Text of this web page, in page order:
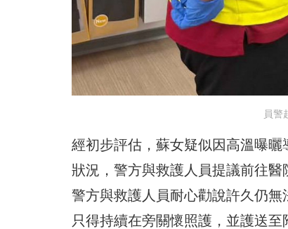
員警
經初步評估，蘇女疑似因高溫曝
狀況，警方與救護人員提議前往
警方與救護人員耐心勸說許久仍
只得持續在旁關懷照護，並護送